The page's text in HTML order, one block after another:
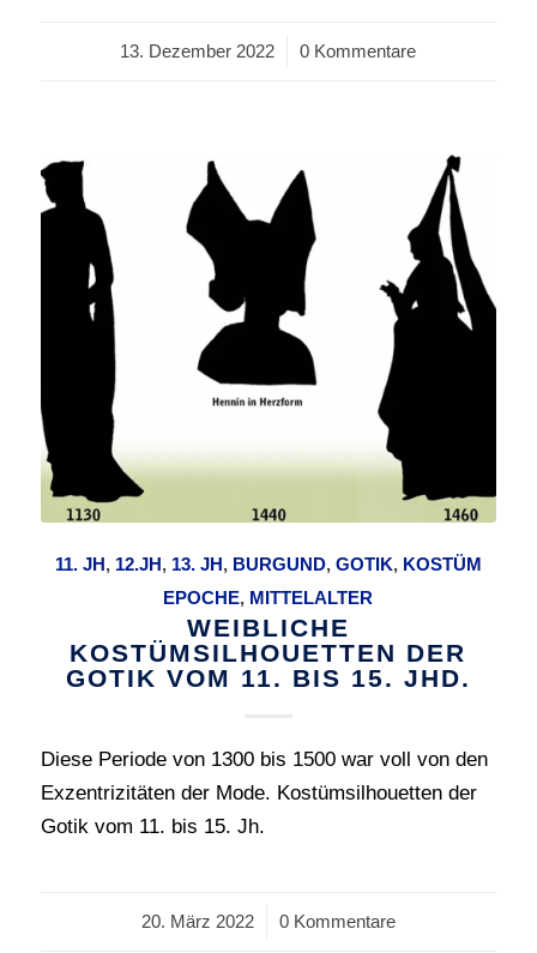
13. Dezember 2022
/ 0 Kommentare
11. JH, 12.JH, 13. JH, BURGUND, GOTIK, KOSTÜM
EPOCHE, MITTELALTER
WEIBLICHE
KOSTÜMSILHOUETTEN DER
GOTIK VOM 11. BIS 15. JHD.
Diese Periode von 1300 bis 1500 war voll von den
Exzentrizitäten der Mode. Kostümsilhouetten der
Gotik vom 11. bis 15. Jh.
20. März 2022
/ 0 Kommentare